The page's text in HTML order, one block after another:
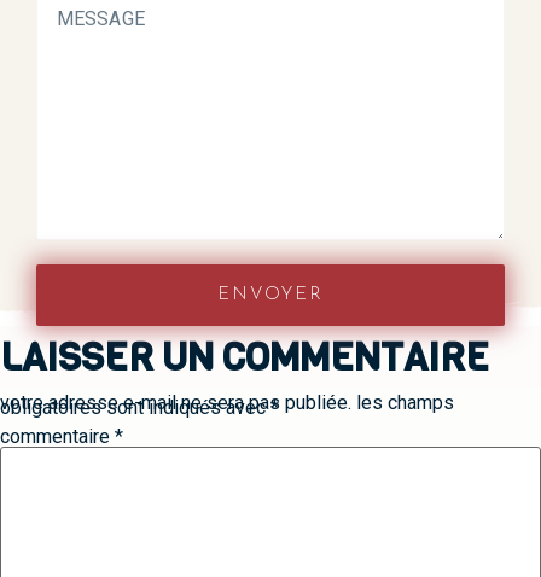
ENVOYER
LAISSER UN COMMENTAIRE
votre adresse e-mail ne sera pas publiée. les champs
obligatoires sont indiqués avec*
commentaire *